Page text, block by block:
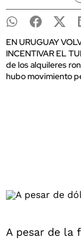
EN URUGUAY
INCENTIVAR EL
de los alquileres
hubo movimiento
A pesar de la